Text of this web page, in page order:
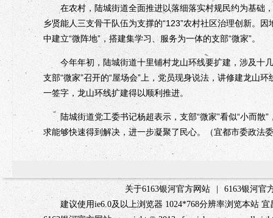
在农村，陆城街道全面推进以落细落实村规民约为基础，
乡贤能人三支骨干队伍为支撑的“123”农村社区治理创新。
中建立“微阵地”，搭建集学习、服务为一体的支部“微家”。
今年年初，陆城街道十里铺村龙山环线要扩建，涉及十
支部“微家”召开的“屋场会”上，党员现身说法，讲修建龙山
一签字，龙山环线扩建得以顺利推进。
陆城街道党工委书记杨超表示，支部“微家”看似“小而散”
求能够快速得到解决，进一步凝聚了民心。（宜都市委政法
关于6163银河官方网站
6163银河官
建议使用ie6.0及以上浏览器 1024*768分辨率浏览本站